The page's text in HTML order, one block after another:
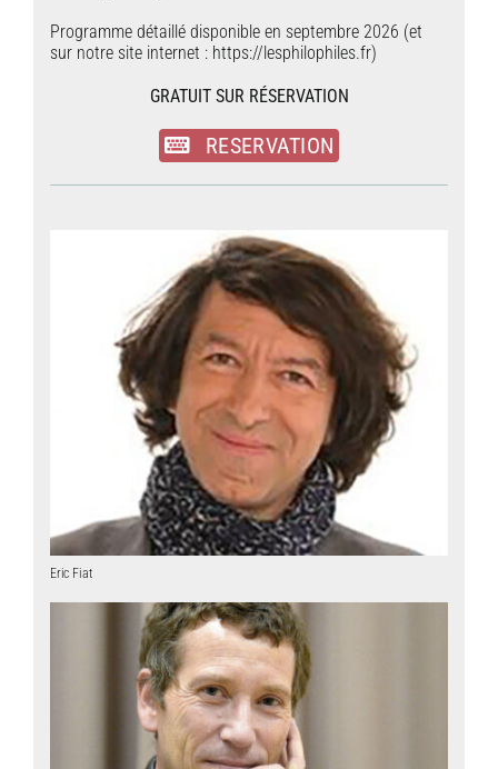
Programme détaillé disponible en septembre 2026 (et
sur notre site internet : https://lesphilophiles.fr)
GRATUIT SUR RÉSERVATION
RESERVATION
Eric Fiat